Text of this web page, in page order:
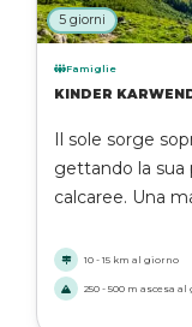
5 giorni
Famiglie
KINDER
Il sole sorge
gettando la sua
calcaree. Una
un'avventura di
Karwendel,
10 - 15 km al giorno
250 - 500 m ascesa